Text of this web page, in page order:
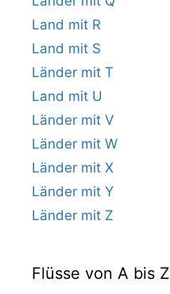
Land mit R
Land mit S
Länder mit T
Land mit U
Länder mit V
Länder mit W
Länder mit X
Länder mit Y
Länder mit Z
Flüsse von A bis Z